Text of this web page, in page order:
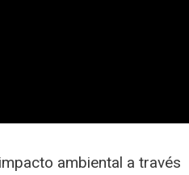
ambiental a través